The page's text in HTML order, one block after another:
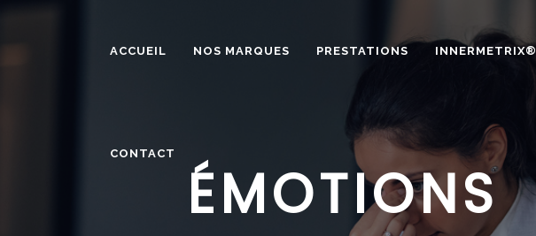
ACCUEIL NOS MARQUES PRESTATIONS INNERMETRIX®
CONTACT
ÉMOTIONS